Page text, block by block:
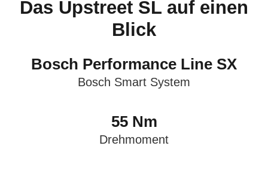
ALLTAGSHÜRDEN
HALLO FLEXIBILITÄT
Das Upstreet SL auf einen
Blick
Bosch Performance Line SX
Bosch Smart System
55 Nm
Drehmoment